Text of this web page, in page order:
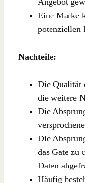
Angebot
Eine Marke
potenziellen
Nachteile:
Die Qualität
die weitere
Die
Die
das Gate zu
Daten
Häufig